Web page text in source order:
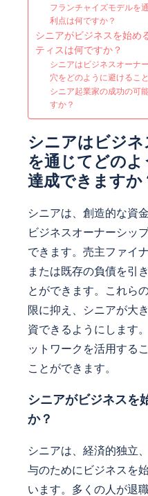
フランチャイズモデルを
利点は何ですか？
シニアがビジネスを始め
ティスは何ですか？
シニアはビジネスオーナ
穴をどのように避けるこ
シニア起業家の成功の可
すか？
シニアはビジ
を通じてどのよ
達成できますか
シニアは、創造的な資
ビジネスオーナーシッ
できます。売主ファイ
または既存の負債を引
とができます。これら
限に抑え、シニアが大
資できるようにします
ットワークを活用する
ことができます。
シニアがビジネスを
か？
シニアは、経済的独立
与のためにビジネスを
います。多くの人が退